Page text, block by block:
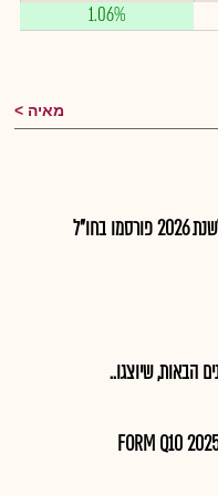
1.06%
מאיה